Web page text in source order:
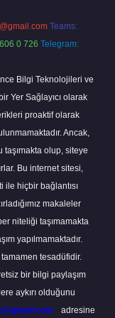
Teams:
0 726 Telegram:
Bilgi Teknolojileri ve
Yer Sağlayıcı olarak
proaktif olarak
Ancak,
olup, siteye
Bu internet sitesi,
ile hiçbir bağlantısı
makaleler
niteliği taşımamakta
yapılmamaktadır.
tesadüfidir.
bir bilgi paylaşım
aykırı olduğunu
adresine